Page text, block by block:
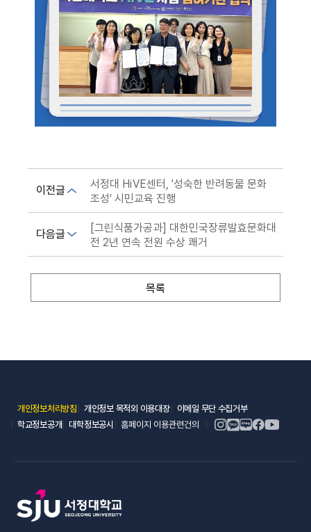
이전글
서정대 HiVE센터, '성숙한 반려동물 문화
조성' 시민교육 진행
다음글
[그린식품가공과] 대한민국장류발효문화대
전 2년 연속 전원 수상 쾌거
목록
개인정보처리방침(새 창 열림)
개인정보 목적외 이용대장(새 창 열림)
이메일 무단 수집거부(새 창 열림)
학교정보공개(새 창 열림)
대학정보공시(새 창 열림)
홈페이지 이용관련건의